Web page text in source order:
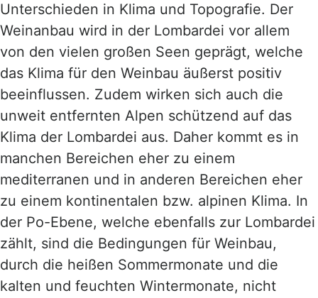
Unterschieden in Klima und Topografie. Der
Weinanbau wird in der Lombardei vor allem
von den vielen großen Seen geprägt, welche
das Klima für den Weinbau äußerst positiv
beeinflussen. Zudem wirken sich auch die
unweit entfernten Alpen schützend auf das
Klima der Lombardei aus. Daher kommt es in
manchen Bereichen eher zu einem
mediterranen und in anderen Bereichen eher
zu einem kontinentalen bzw. alpinen Klima. In
der Po-Ebene, welche ebenfalls zur Lombardei
zählt, sind die Bedingungen für Weinbau,
durch die heißen Sommermonate und die
kalten und feuchten Wintermonate, nicht